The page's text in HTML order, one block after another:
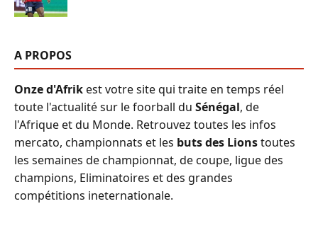
A PROPOS
Onze d'Afrikest votre site qui traite en temps réel
toute l'actualité sur le foorball du Sénégal, de
l'Afrique et du Monde. Retrouvez toutes les infos
mercato, championnats et les buts des Lionstoutes
les semaines de championnat, de coupe, ligue des
champions, Eliminatoires et des grandes
compétitions ineternationale.